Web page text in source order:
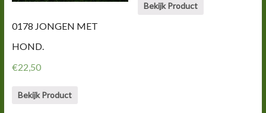
0178 JONGEN MET
HOND.
€22,50
Bekijk Product
Bekijk Product